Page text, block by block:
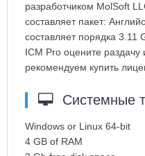
разработчиком MolSoft
составляет пакет:
составляет порядка 3.11
ICM Pro оцените раздачу
рекомендуем купить
Системные
Windows or Linux 64-bit
4 GB of RAM